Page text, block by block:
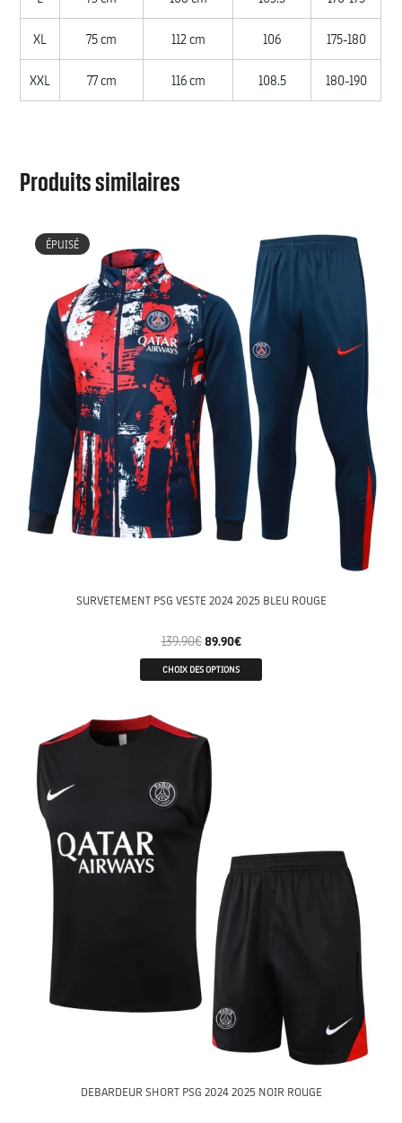
XL 75 cm 112 cm 106 175-180
XXL 77 cm 116 cm 108.5 180-190
Produits similaires
ÉPUISÉ
SURVETEMENT PSG VESTE 2024 2025 BLEU ROUGE
139.90€ 89.90€
CHOIX DES OPTIONS
DEBARDEUR SHORT PSG 2024 2025 NOIR ROUGE